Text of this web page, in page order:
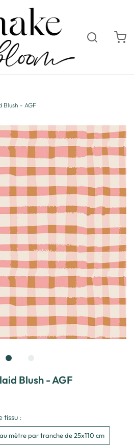
Blush - AGF
Blush - AGF
tissu :
au mètre par tranche de 25x110 cm